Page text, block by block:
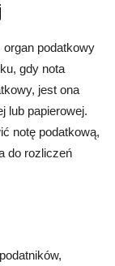
podatkowy
gdy nota
jest ona
lub papierowej.
notę podatkową,
do rozliczeń